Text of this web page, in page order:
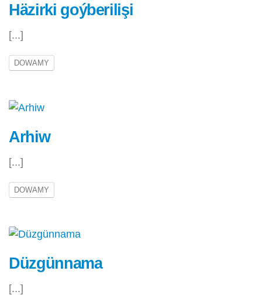
Häzirki goýberilişi
[...]
DOWAMY
Arhiw
[...]
DOWAMY
Düzgünnama
[...]